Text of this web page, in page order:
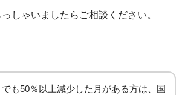
しゃいましたらご相談ください。
でも50％以上減少した月がある方は、国